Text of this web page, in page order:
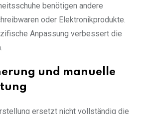
benötigen andere
oder Elektronikprodukte.
Anpassung verbessert die
und manuelle
ersetzt nicht vollständig die